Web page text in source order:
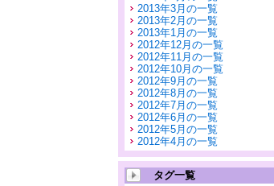
2013年3月の一覧
2013年2月の一覧
2013年1月の一覧
2012年12月の一覧
2012年11月の一覧
2012年10月の一覧
2012年9月の一覧
2012年8月の一覧
2012年7月の一覧
2012年6月の一覧
2012年5月の一覧
2012年4月の一覧
タグ一覧